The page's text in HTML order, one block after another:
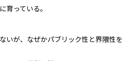
育っている。
いが、なぜかパブリック性と界隈性を